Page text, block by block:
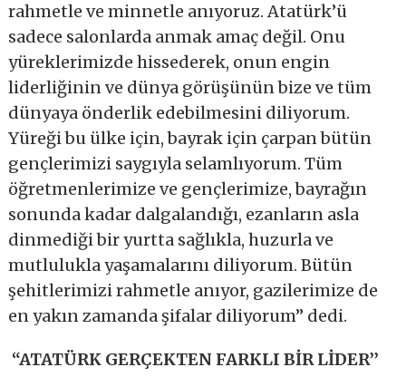
rahmetle ve minnetle anıyoruz. Atatürk’ü
sadece salonlarda anmak amaç değil. Onu
yüreklerimizde hissederek, onun engin
liderliğinin ve dünya görüşünün bize ve tüm
dünyaya önderlik edebilmesini diliyorum.
Yüreği bu ülke için, bayrak için çarpan bütün
gençlerimizi saygıyla selamlıyorum. Tüm
öğretmenlerimize ve gençlerimize, bayrağın
sonunda kadar dalgalandığı, ezanların asla
dinmediği bir yurtta sağlıkla, huzurla ve
mutlulukla yaşamalarını diliyorum. Bütün
şehitlerimizi rahmetle anıyor, gazilerimize de
en yakın zamanda şifalar diliyorum’’ dedi.
“ATATÜRK GERÇEKTEN FARKLI BİR LİDER’’